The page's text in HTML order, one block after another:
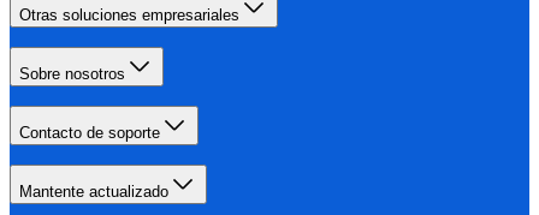
Otras soluciones empresariales
Sobre nosotros
Contacto de soporte
Mantente actualizado